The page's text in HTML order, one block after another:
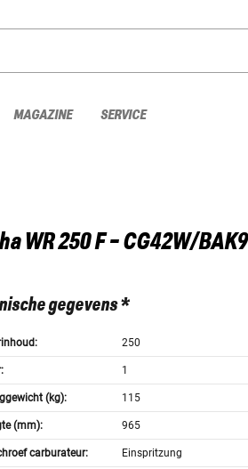
MAGAZINE SERVICE
WR 250 F - CG42W/BAK9
gegevens *
250
1
(kg): 115
(mm): 965
carburateur: Einspritzung